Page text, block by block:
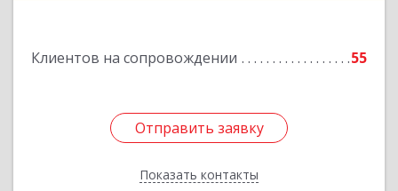
Клиентов на сопровождении 55
Отправить заявку
Показать контакты
Отправить заявку
Назад